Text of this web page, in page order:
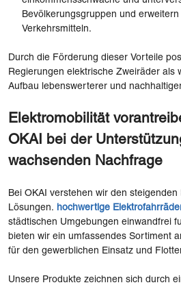
Bevölkerungsgruppen und
Verkehrsmitteln.
Durch die Förderung dieser Vorteile
Regierungen elektrische Zweiräder als
Aufbau lebenswerterer und
Elektromobilität
OKAI bei der
wachsenden Nachfrage
Bei OKAI verstehen wir den
Lösungen. hochwertige
städtischen Umgebungen einwandfrei
bieten wir ein umfassendes Sortiment
für den gewerblichen Einsatz und
Unsere Produkte zeichnen sich durch